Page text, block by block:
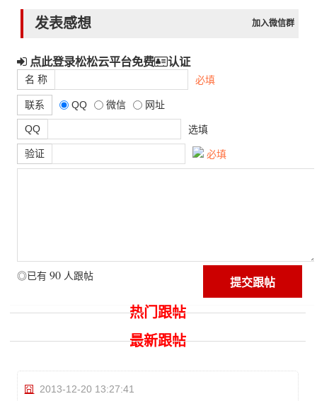
发表感想 加入微信群
点此登录松松云平台免费 认证
名 称 必填
联系 QQ 微信 网址
QQ 选填
验证 必填
◎已有 90 人跟帖
热门跟帖
最新跟帖
囧 2013-12-20 13:27:41